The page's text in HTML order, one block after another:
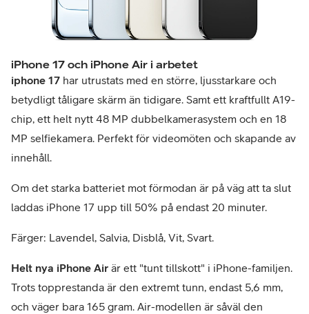
iPhone 17 och iPhone Air i arbetet
iphone 17 har utrustats med en större, ljusstarkare och
betydligt tåligare skärm än tidigare. Samt ett kraftfullt A19-
chip, ett helt nytt 48 MP dubbelkamerasystem och en 18
MP selfiekamera. Perfekt för videomöten och skapande av
innehåll.
Om det starka batteriet mot förmodan är på väg att ta slut
laddas iPhone 17 upp till 50% på endast 20 minuter.
Färger: Lavendel, Salvia, Disblå, Vit, Svart.
Helt nya iPhone Air är ett "tunt tillskott" i iPhone-familjen.
Trots topprestanda är den extremt tunn, endast 5,6 mm,
och väger bara 165 gram. Air-modellen är såväl den